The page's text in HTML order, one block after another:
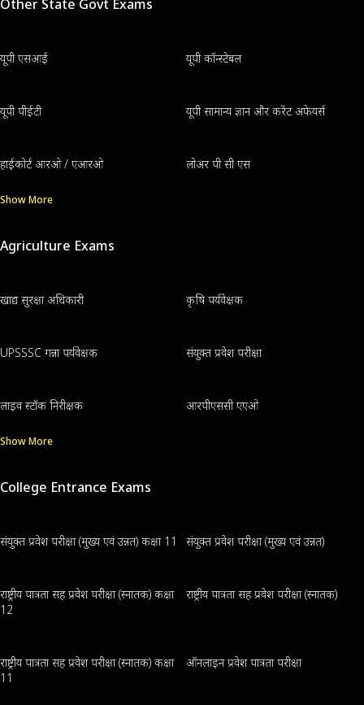
Other State Govt Exams
यूपी एसआई यूपी कॉन्स्टेबल
यूपी पीईटी यूपी सामान्य ज्ञान और करेंट अफेयर्स
हाईकोर्ट आरओ / एआरओ लोअर पी सी एस
Show More
Agriculture Exams
खाद्य सुरक्षा अधिकारी कृषि पर्यवेक्षक
UPSSSC गन्ना पर्यवेक्षक संयुक्त प्रवेश परीक्षा
लाइव स्टॉक निरीक्षक आरपीएससी एएओ
Show More
College Entrance Exams
संयुक्त प्रवेश परीक्षा (मुख्य एवं उन्नत) कक्षा 11 संयुक्त प्रवेश परीक्षा (मुख्य एवं उन्नत)
राष्ट्रीय पात्रता सह प्रवेश परीक्षा (स्नातक) कक्षा
12
राष्ट्रीय पात्रता सह प्रवेश परीक्षा (स्नातक)
राष्ट्रीय पात्रता सह प्रवेश परीक्षा (स्नातक) कक्षा
11
ऑनलाइन प्रवेश पात्रता परीक्षा